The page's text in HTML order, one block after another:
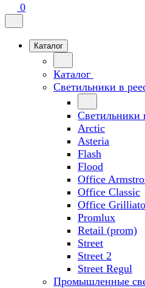
0
Каталог
Каталог
Светильники в
Светильники
Arctic
Asteria
Flash
Flood
Office
Office Classic
Office Grilliato
Promlux
Retail (prom)
Street
Street 2
Street Regul
Промышленные